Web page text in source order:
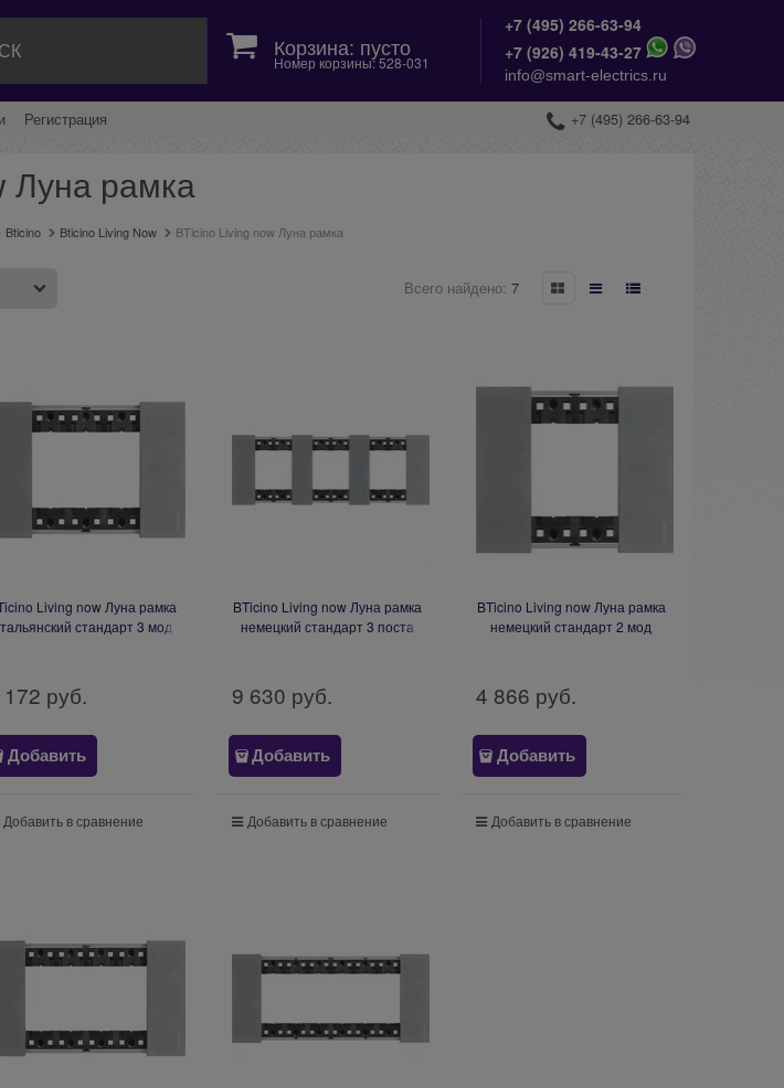
Корзина: пусто
Номер корзины: 528-031
+7 (495) 266-63-94
+7 (926) 419-43-27
info@smart-electrics.ru
Регистрация +7 (495) 266-63-94
Луна рамка
Bticino Bticino Living Now BTicino Living now Луна рамка
Всего найдено: 7
Living now Луна рамка
стандарт 3 мод
руб.
Добавить
Добавить в сравнение
BTicino Living now Луна рамка
немецкий стандарт 3 поста
9 630 руб.
Добавить
Добавить в сравнение
BTicino Living now Луна рамка
немецкий стандарт 2 мод
4 866 руб.
Добавить
Добавить в сравнение